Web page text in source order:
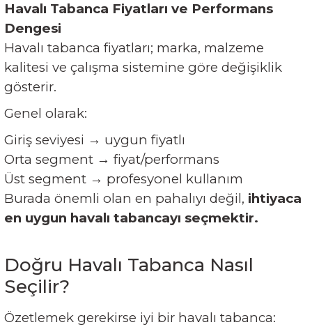
Havalı Tabanca Fiyatları ve Performans
Dengesi
Havalı tabanca fiyatları; marka, malzeme
kalitesi ve çalışma sistemine göre değişiklik
gösterir.
Genel olarak:
Giriş seviyesi → uygun fiyatlı
Orta segment → fiyat/performans
Üst segment → profesyonel kullanım
Burada önemli olan en pahalıyı değil, ihtiyaca
en uygun havalı tabancayı seçmektir.
Doğru Havalı Tabanca Nasıl
Seçilir?
Özetlemek gerekirse iyi bir havalı tabanca: